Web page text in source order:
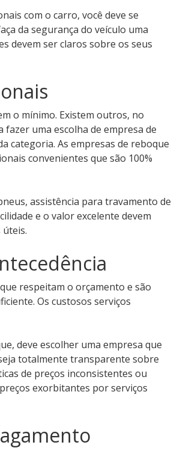
com o carro, você deve se
da segurança do veículo uma
devem ser claros sobre os seus
o mínimo. Existem outros, no
fazer uma escolha de empresa de
categoria. As empresas de reboque
convenientes que são 100%
assistência para travamento de
e o valor excelente devem
respeitam o orçamento e são
Os custosos serviços
deve escolher uma empresa que
totalmente transparente sobre
de preços inconsistentes ou
exorbitantes por serviços